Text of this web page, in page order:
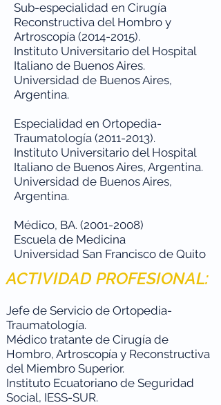
Sub-especialidad en Cirugía
Reconstructiva del Hombro y
Artroscopía (2014-2015).
Instituto Universitario del Hospital
Italiano de Buenos Aires.
Universidad de Buenos Aires,
Argentina.
Especialidad en Ortopedia-
Traumatología (2011-2013).
Instituto Universitario del Hospital
Italiano de Buenos Aires, Argentina.
Universidad de Buenos Aires,
Argentina.
Médico, BA. (2001-2008)
Escuela de Medicina
Universidad San Francisco de Quito
ACTIVIDAD PROFESIONAL:
Jefe de Servicio de Ortopedia-
Traumatología.
Médico tratante de Cirugía de
Hombro, Artroscopía y Reconstructiva
del Miembro Superior.
Instituto Ecuatoriano de Seguridad
Social, IESS-SUR.